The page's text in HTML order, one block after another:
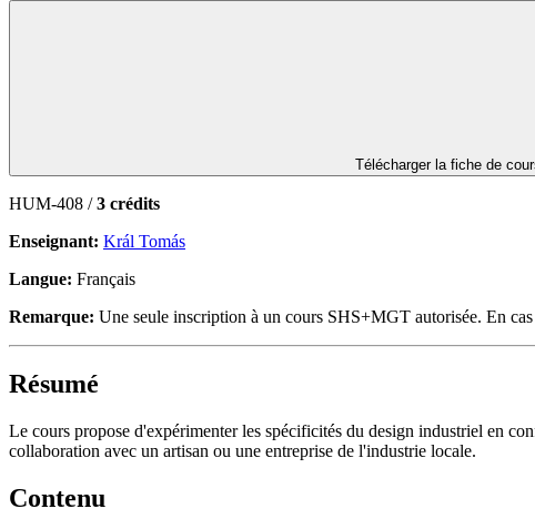
Télécharger la fiche de
HUM-408 /3 crédits
Enseignant: Král Tomás
Langue: Français
Remarque: Une seule inscription à un cours SHS+MGT autorisée. En
Résumé
Le cours propose d'expérimenter les spécificités du design industriel en
collaboration avec un artisan ou une entreprise de l'industrie locale.
Contenu